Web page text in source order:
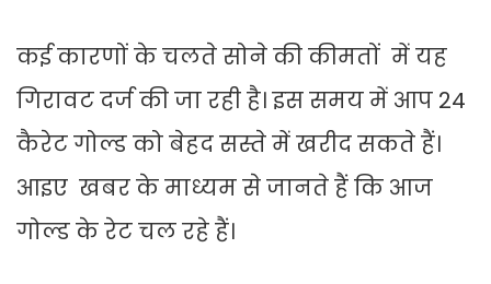
कई कारणों के चलते सोने की कीमतों में यह
गिरावट दर्ज की जा रही है। इस समय में आप 24
कैरेट गोल्ड को बेहद सस्ते में खरीद सकते हैं।
आइए खबर के माध्यम से जानते हैं कि आज
गोल्ड के रेट चल रहे हैं।